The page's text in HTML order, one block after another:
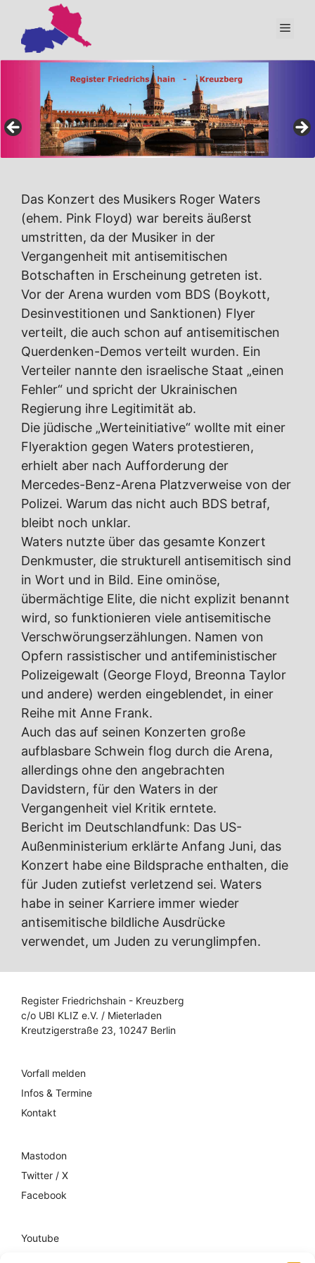
Inhalt
springen
Das Konzert des Musikers Roger Waters
(ehem. Pink Floyd) war bereits äußerst
umstritten, da der Musiker in der
Vergangenheit mit antisemitischen
Botschaften in Erscheinung getreten ist.
Vor der Arena wurden vom BDS (Boykott,
Desinvestitionen und Sanktionen) Flyer
verteilt, die auch schon auf antisemitischen
Querdenken-Demos verteilt wurden. Ein
Verteiler nannte den israelische Staat „einen
Fehler“ und spricht der Ukrainischen
Regierung ihre Legitimität ab.
Die jüdische „Werteinitiative“ wollte mit einer
Flyeraktion gegen Waters protestieren,
erhielt aber nach Aufforderung der
Mercedes-Benz-Arena Platzverweise von der
Polizei. Warum das nicht auch BDS betraf,
bleibt noch unklar.
Waters nutzte über das gesamte Konzert
Denkmuster, die strukturell antisemitisch sind
in Wort und in Bild. Eine ominöse,
übermächtige Elite, die nicht explizit benannt
wird, so funktionieren viele antisemitische
Verschwörungserzählungen. Namen von
Opfern rassistischer und antifeministischer
Polizeigewalt (George Floyd, Breonna Taylor
und andere) werden eingeblendet, in einer
Reihe mit Anne Frank.
Auch das auf seinen Konzerten große
aufblasbare Schwein flog durch die Arena,
allerdings ohne den angebrachten
Davidstern, für den Waters in der
Vergangenheit viel Kritik erntete.
Bericht im Deutschlandfunk: Das US-
Außenministerium erklärte Anfang Juni, das
Konzert habe eine Bildsprache enthalten, die
für Juden zutiefst verletzend sei. Waters
habe in seiner Karriere immer wieder
antisemitische bildliche Ausdrücke
verwendet, um Juden zu verunglimpfen.
Register Friedrichshain - Kreuzberg
c/o UBI KLIZ e.V. / Mieterladen
Kreutzigerstraße 23, 10247 Berlin
Vorfall melden
Infos & Termine
Kontakt
Mastodon
Twitter / X
Facebook
Youtube